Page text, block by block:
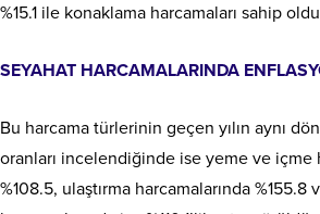
%15.1 ile konaklama harcamaları sahip
SEYAHAT HARCAMALARINDA
Bu harcama türlerinin geçen yılın aynı
oranları incelendiğinde ise yeme ve içme
%108.5, ulaştırma harcamalarında %155.8